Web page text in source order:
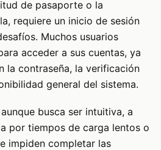
de pasaporte o la
requiere un inicio de sesión
Muchos usuarios
acceder a sus cuentas, ya
la contraseña, la verificación
general del sistema.
busca ser intuitiva, a
por tiempos de carga lentos o
impiden completar las